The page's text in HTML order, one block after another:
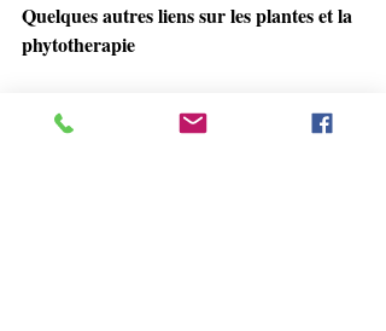
Quelques autres liens sur les plantes et la
phytotherapie
internationale.com/face-au-covid-19-la-